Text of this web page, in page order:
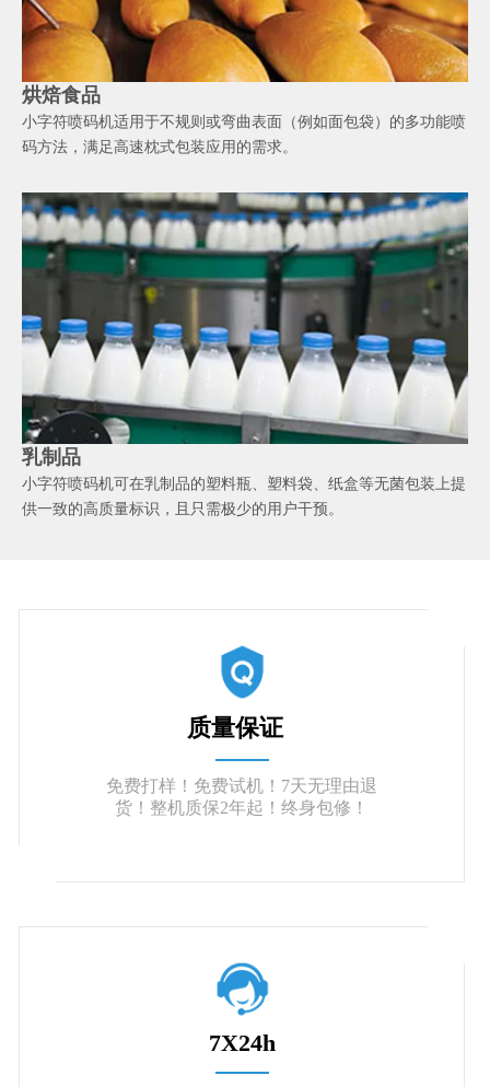
烘焙食品
小字符喷码机适用于不规则或弯曲表面（例如面包袋）的多功能喷
码方法，满足高速枕式包装应用的需求。
乳制品
小字符喷码机可在乳制品的塑料瓶、塑料袋、纸盒等无菌包装上提
供一致的高质量标识，且只需极少的用户干预。
质量保证
免费打样！免费试机！7天无理由退
货！整机质保2年起！终身包修！
7X24h